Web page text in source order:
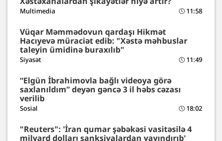
Multimedia 11:58
Vüqar Məmmədovun qardaşı Hikmət
Hacıyevə müraciət edib: "Xəstə məhbuslar
taleyin ümidinə buraxılıb"
Siyasət 11:49
“Elgün İbrahimovla bağlı videoya görə
saxlanıldım” deyən gəncə 3 il həbs cəzası
verilib
Sosial 18:02
"Reuters": 'İran qumar şəbəkəsi vasitəsilə 4
milyard dolları sanksiyalardan yayındırıb'